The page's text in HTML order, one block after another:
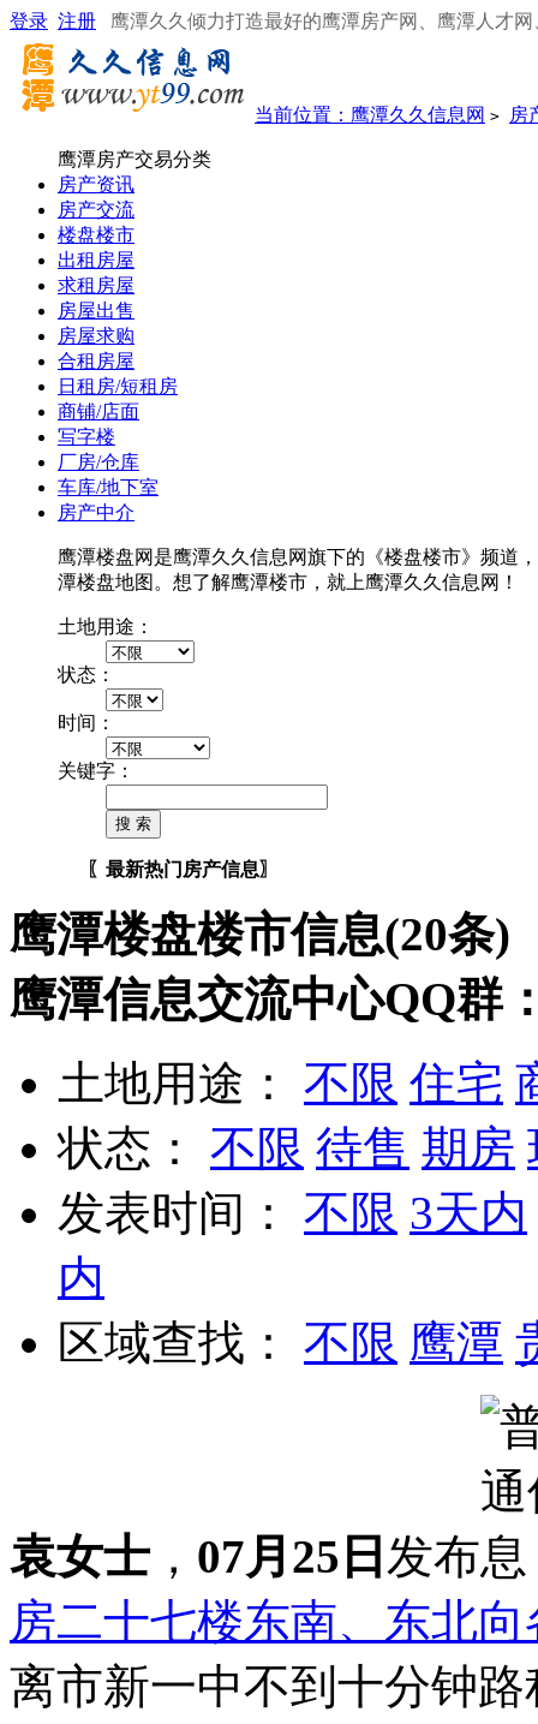
登录 注册 鹰潭久久倾力打造最好的鹰潭房产网、鹰潭人才
当前位置： 鹰潭久久信息网 > 房
鹰潭房产交易分类
房产资讯
房产交流
楼盘楼市
出租房屋
求租房屋
房屋出售
房屋求购
合租房屋
日租房/短租房
商铺/店面
写字楼
厂房/仓库
车库/地下室
房产中介
鹰潭楼盘网是鹰潭久久信息网旗下的《楼盘楼市》频道
潭楼盘地图。想了解鹰潭楼市，就上鹰潭久久信息网！
土地用途：
状态：
时间：
关键字：
〖最新热门房产信息〗
鹰潭楼盘楼市信息(20条)
鹰潭信息交流中心QQ群
土地用途：
不限 住宅
状态：
不限 待售 期房
发表时间：
不限 3天内
内
区域查找：
不限 鹰潭
袁女士 ， 07月25日 发布
房二十七楼东南、东北
离市新一中不到十分钟